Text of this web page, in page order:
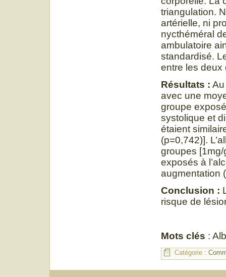
triangulation.
artérielle, ni
nycthéméral
ambulatoire
standardisé.
entre les deux
Résultats :
avec une
groupe
systolique et
étaient
(p=0,742)].
groupes
exposés à
augmentation
Conclusion :
risque de
Mots clés :
Catégorie :